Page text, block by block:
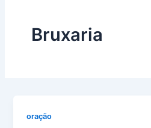
Bruxaria
oração